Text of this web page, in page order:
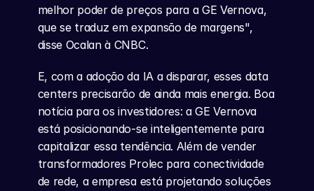
melhor poder de preços para a GE Vernova,
que se traduz em expansão de margens",
disse Ocalan à CNBC.
E, com a adoção da IA a disparar, esses data
centers precisarão de ainda mais energia. Boa
notícia para os investidores: a GE Vernova
está posicionando-se inteligentemente para
capitalizar essa tendência. Além de vender
transformadores Prolec para conectividade
de rede, a empresa está projetando soluções